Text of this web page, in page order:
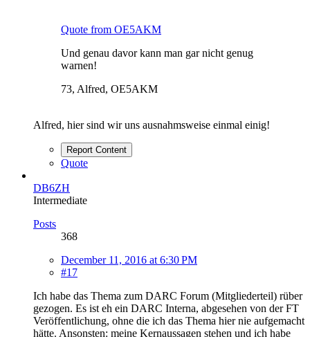
Quote from OE5AKM
Und genau davor kann man gar nicht genug
warnen!
73, Alfred, OE5AKM
Alfred, hier sind wir uns ausnahmsweise einmal einig!
Report Content
Quote
DB6ZH
Intermediate
Posts
368
December 11, 2016 at 6:30 PM
#17
Ich habe das Thema zum DARC Forum (Mitgliederteil) rüber
gezogen. Es ist eh ein DARC Interna, abgesehen von der FT
Veröffentlichung, ohne die ich das Thema hier nie aufgemacht
hätte. Ansonsten: meine Kernaussagen stehen und ich habe